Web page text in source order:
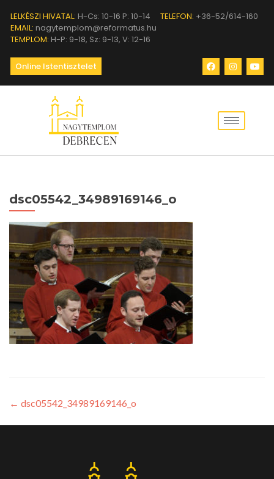
LELKÉSZI HIVATAL: H-Cs: 10-16 P: 10-14 TELEFON: +36-52/614-160
EMAIL: nagytemplom@reformatus.hu
TEMPLOM: H-P: 9-18, Sz: 9-13, V: 12-16
Online Istentisztelet
dsc05542_34989169146_o
← dsc05542_34989169146_o